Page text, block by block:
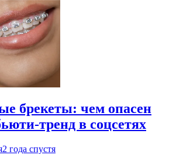
брекеты: чем опасен
тренд в соцсетях
2 года спустя